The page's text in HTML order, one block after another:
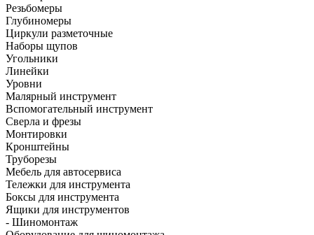
Резьбомеры
Глубиномеры
Циркули разметочные
Наборы щупов
Угольники
Линейки
Уровни
Малярный инструмент
Вспомогательный инструмент
Сверла и фрезы
Монтировки
Кронштейны
Труборезы
Мебель для автосервиса
Тележки для инструмента
Боксы для инструмента
Ящики для инструментов
- Шиномонтаж